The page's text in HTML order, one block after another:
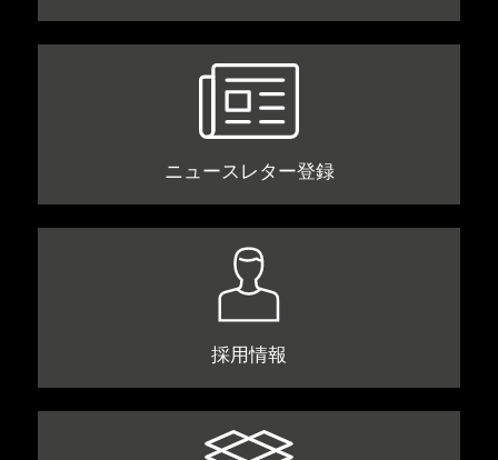
ニュースレター登録
採用情報